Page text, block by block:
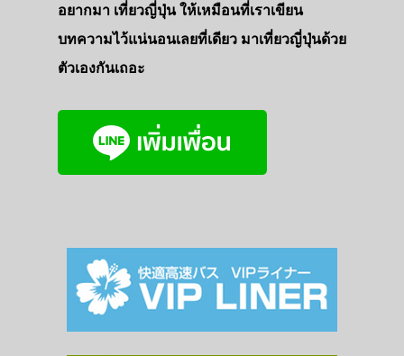
อยากมา เที่ยวญี่ปุ่น ให้เหมือนที่เราเขียน
บทความไว้แน่นอนเลยที่เดียว มาเที่ยวญี่ปุ่นด้วย
ตัวเองกันเถอะ